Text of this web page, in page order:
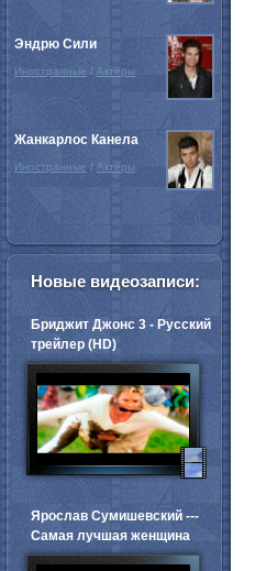
Эндрю Сили
Иностранные / Актёры
Жанкарлос Канела
Иностранные / Актёры
Новые видеозаписи:
Бриджит Джонс 3 - Русский
трейлер (HD)
Ярослав Сумишевский ---
Самая лучшая женщина